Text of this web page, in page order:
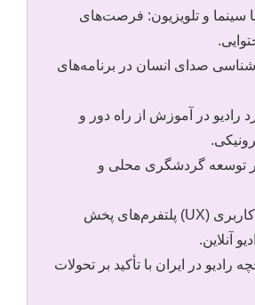
سینما و تلویزیون: فرصت‌های
صدای انسان در برنامه‌های
رادیو در آموزش از راه دور و
توسعه گردشگری محلی و
تحلیل تجربه کاربری (UX) پلتفرم‌های پخش
آنلاین.
رادیو در ایران با تأکید بر تحولات